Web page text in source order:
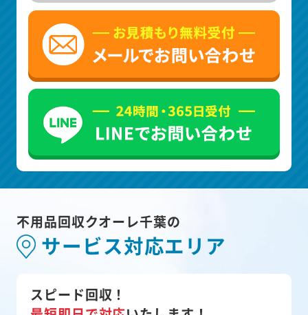
不用品回収クオーレ千葉の
サービス対応エリア
スピード回収！